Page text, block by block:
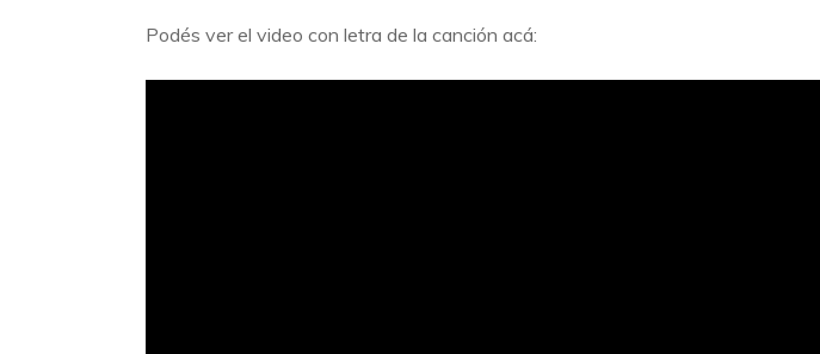
Podés ver el video con letra de la canción acá: